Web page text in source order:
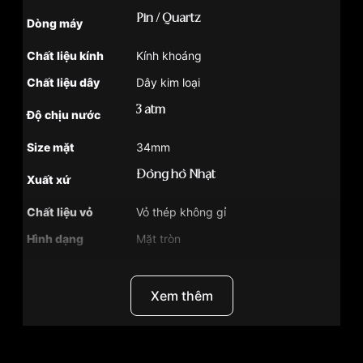
Dòng máy Pin / Quartz
Chất liệu kính
Kính khoáng
Chất liệu dây
Dây kim loại
Độ chịu nước 3 atm
Size mặt 34mm
Xuất xứ Đồng hồ Nhật
Chất liệu vỏ
Vỏ thép không gỉ
Hình dạng
Mặt tròn
8mm
Mặt trắng
Xem thêm